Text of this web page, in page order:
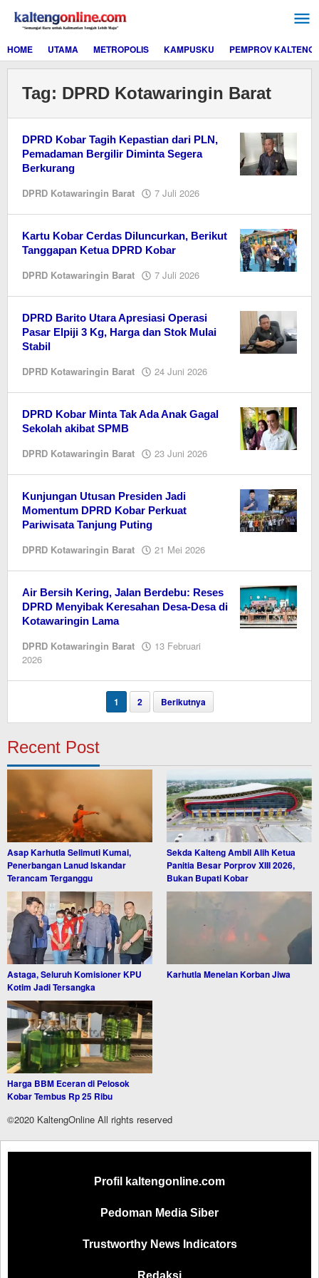
konten
HOME
UTAMA METROPOLIS KAMPUSKU PEMPROV KALTENG
Tag: DPRD Kotawaringin Barat
DPRD Kobar Tagih Kepastian dari PLN,
Pemadaman Bergilir Diminta Segera
Berkurang
DPRD Kotawaringin Barat 7 Juli 2026
Kartu Kobar Cerdas Diluncurkan, Berikut
Tanggapan Ketua DPRD Kobar
DPRD Kotawaringin Barat 7 Juli 2026
DPRD Barito Utara Apresiasi Operasi
Pasar Elpiji 3 Kg, Harga dan Stok Mulai
Stabil
DPRD Kotawaringin Barat 24 Juni 2026
DPRD Kobar Minta Tak Ada Anak Gagal
Sekolah akibat SPMB
DPRD Kotawaringin Barat 23 Juni 2026
Kunjungan Utusan Presiden Jadi
Momentum DPRD Kobar Perkuat
Pariwisata Tanjung Puting
DPRD Kotawaringin Barat 21 Mei 2026
Air Bersih Kering, Jalan Berdebu: Reses
DPRD Menyibak Keresahan Desa-Desa di
Kotawaringin Lama
DPRD Kotawaringin Barat
13 Februari
2026
1 2 Berikutnya
Recent Post
Asap Karhutla Selimuti Kumai,
Penerbangan Lanud Iskandar
Terancam Terganggu
Sekda Kalteng Ambil Alih Ketua
Panitia Besar Porprov XIII 2026,
Bukan Bupati Kobar
Astaga, Seluruh Komisioner KPU
Kotim Jadi Tersangka
Karhutla Menelan Korban Jiwa
Harga BBM Eceran di Pelosok
Kobar Tembus Rp 25 Ribu
©2020 KaltengOnline All rights reserved
Profil kaltengonline.com
Pedoman Media Siber
Trustworthy News Indicators
Redaksi